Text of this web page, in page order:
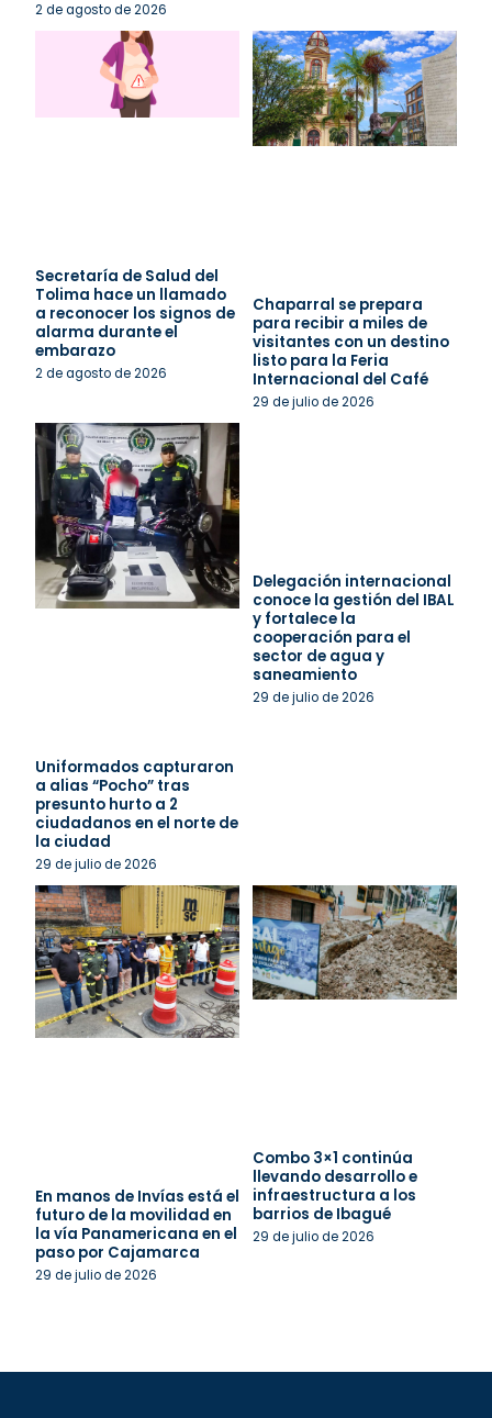
2 de agosto de 2026
Secretaría de Salud del
Tolima hace un llamado
a reconocer los signos de
alarma durante el
embarazo
2 de agosto de 2026
Chaparral se prepara
para recibir a miles de
visitantes con un destino
listo para la Feria
Internacional del Café
29 de julio de 2026
Uniformados capturaron
a alias “Pocho” tras
presunto hurto a 2
ciudadanos en el norte de
la ciudad
29 de julio de 2026
Delegación internacional
conoce la gestión del IBAL
y fortalece la
cooperación para el
sector de agua y
saneamiento
29 de julio de 2026
En manos de Invías está el
futuro de la movilidad en
la vía Panamericana en el
paso por Cajamarca
29 de julio de 2026
Combo 3×1 continúa
llevando desarrollo e
infraestructura a los
barrios de Ibagué
29 de julio de 2026